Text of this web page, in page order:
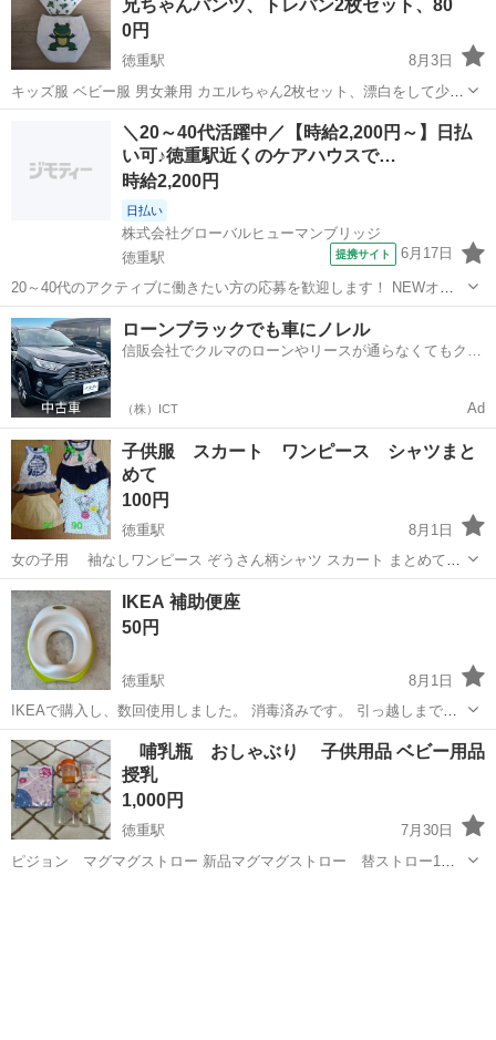
兄ちゃんパンツ、トレパン2枚セット、80
0円
徳重駅
8月3日
キッズ服 ベビー服 男女兼用 カエルちゃん2枚セット、漂白をして少し
色ムラがありますが、新品で購入し、あまり着用していません。 ブラ
ンドお揃い、ブランド合わせセットシリーズ ジモティー以外のフリマ
アプリ(メ〇カ〇など)も利...
徳重駅 ベビー用品
＼20～40代活躍中／【時給2,200円～】日払
い可♪徳重駅近くのケアハウスで…
時給2,200円
日払い
株式会社グローバルヒューマンブリッジ
徳重駅
提携サイト 6月17日
20～40代のアクティブに働きたい方の応募を歓迎します！ NEWオー
プン ケアハウス(1)正看護師(2)准看護師 <あなたのスキルを必要として
いる施設があります!> 〇高収入&働きやすさ重視のお仕事探し! 介護業
務とは...
愛知 徳重駅 看護師
ローンブラックでも車にノレル
信販会社でクルマのローンやリースが通らなくてもクル
（株）ICT Ad
子供服 スカート ワンピース シャツまと
めて
100円
徳重駅
8月1日
女の子用 袖なしワンピース ぞうさん柄シャツ スカート まとめて４
点セットです。 サイズは画像にてご確認ください
愛知 名古屋市 徳重駅 ベビー用品
IKEA 補助便座
50円
徳重駅
8月1日
IKEAで購入し、数回使用しました。 消毒済みです。 引っ越しまでに
廃棄する予定です。 お気軽にご連絡ください。
愛知 愛知郡 徳重駅 ベビー用品 補助便座
哺乳瓶 おしゃぶり 子供用品 ベビー用品
授乳
1,000円
徳重駅
7月30日
ピジョン マグマグストロー 新品マグマグストロー 替ストロー1セ